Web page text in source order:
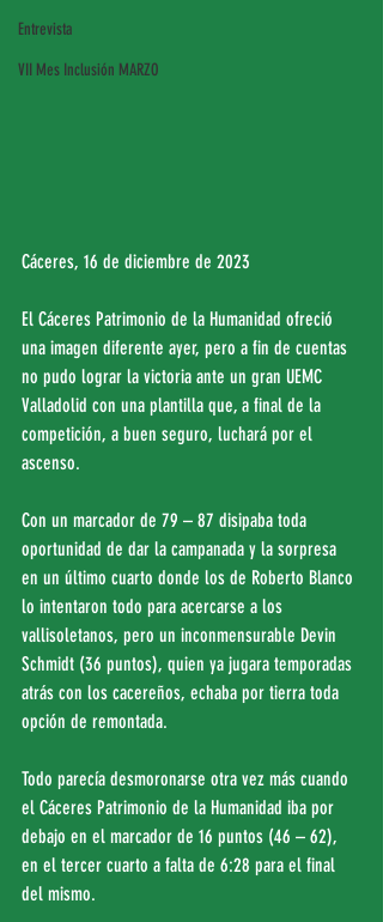
Entrevista
VII Mes Inclusión MARZO
Cáceres, 16 de diciembre de 2023
El Cáceres Patrimonio de la Humanidad ofreció
una imagen diferente ayer, pero a fin de cuentas
no pudo lograr la victoria ante un gran UEMC
Valladolid con una plantilla que, a final de la
competición, a buen seguro, luchará por el
ascenso.
Con un marcador de 79 – 87 disipaba toda
oportunidad de dar la campanada y la sorpresa
en un último cuarto donde los de Roberto Blanco
lo intentaron todo para acercarse a los
vallisoletanos, pero un inconmensurable Devin
Schmidt (36 puntos), quien ya jugara temporadas
atrás con los cacereños, echaba por tierra toda
opción de remontada.
Todo parecía desmoronarse otra vez más cuando
el Cáceres Patrimonio de la Humanidad iba por
debajo en el marcador de 16 puntos (46 – 62),
en el tercer cuarto a falta de 6:28 para el final
del mismo.